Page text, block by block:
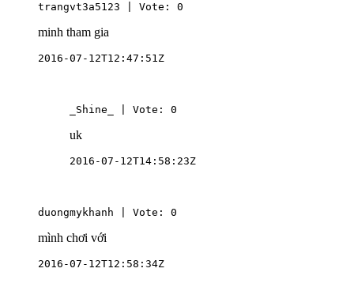
trangvt3a5123 | Vote: 0
minh tham gia
2016-07-12T12:47:51Z
_Shine_ | Vote: 0
uk
2016-07-12T14:58:23Z
duongmykhanh | Vote: 0
mình chơi với
2016-07-12T12:58:34Z